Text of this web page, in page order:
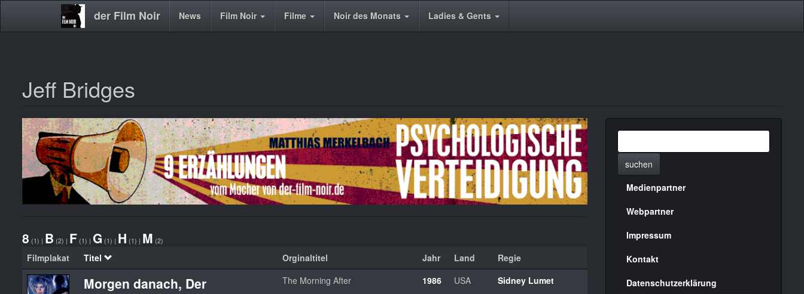
der Film Noir
Main News Film Noir Filme Noir des Monats Ladies & Gents
Jeff Bridges
8 (1) | B (2) | F (1) | G (1) | H (1) | M (2)
Filmplakat Titel Orginaltitel Jahr Land Regie
Morgen danach, Der The Morning After 1986 USA Sidney Lumet
suchen
Menülinks
rechte
Seite
Medienpartner
Webpartner
Impressum
Kontakt
Datenschutzerklärung